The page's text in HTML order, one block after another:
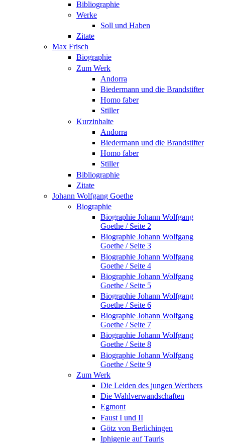
Bibliographie
Werke
Soll und Haben
Zitate
Max Frisch
Biographie
Zum Werk
Andorra
Biedermann und die Brandstifter
Homo faber
Stiller
Kurzinhalte
Andorra
Biedermann und die Brandstifter
Homo faber
Stiller
Bibliographie
Zitate
Johann Wolfgang Goethe
Biographie
Biographie Johann Wolfgang
Goethe / Seite 2
Biographie Johann Wolfgang
Goethe / Seite 3
Biographie Johann Wolfgang
Goethe / Seite 4
Biographie Johann Wolfgang
Goethe / Seite 5
Biographie Johann Wolfgang
Goethe / Seite 6
Biographie Johann Wolfgang
Goethe / Seite 7
Biographie Johann Wolfgang
Goethe / Seite 8
Biographie Johann Wolfgang
Goethe / Seite 9
Zum Werk
Die Leiden des jungen Werthers
Die Wahlverwandschaften
Egmont
Faust I und II
Götz von Berlichingen
Iphigenie auf Tauris